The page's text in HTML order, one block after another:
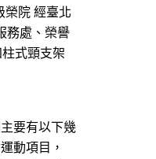
榮院 經臺北
務處、榮譽
式頸支架
要有以下幾
動項目，